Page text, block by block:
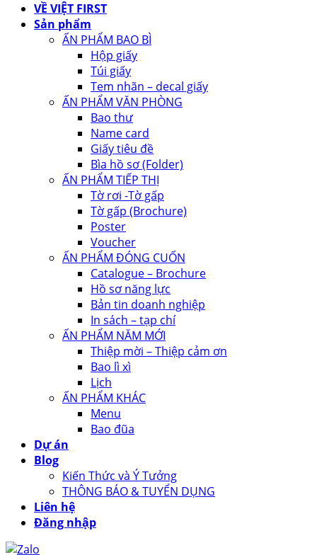
VỀ VIỆT FIRST
Sản phẩm
ẤN PHẨM BAO BÌ
Hộp giấy
Túi giấy
Tem nhãn – decal giấy
ẤN PHẨM VĂN PHÒNG
Bao thư
Name card
Giấy tiêu đề
Bìa hồ sơ (Folder)
ẤN PHẨM TIẾP THỊ
Tờ rơi -Tờ gấp
Tờ gấp (Brochure)
Poster
Voucher
ẤN PHẨM ĐÓNG CUỐN
Catalogue – Brochure
Hồ sơ năng lực
Bản tin doanh nghiệp
In sách – tạp chí
ẤN PHẨM NĂM MỚI
Thiệp mời – Thiệp cảm ơn
Bao lì xì
Lịch
ẤN PHẨM KHÁC
Menu
Bao đũa
Dự án
Blog
Kiến Thức và Ý Tưởng
THÔNG BÁO & TUYỂN DỤNG
Liên hệ
Đăng nhập